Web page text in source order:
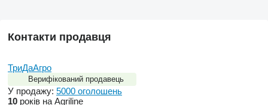
Контакти продавця
ТриДаАгро
Верифікований продавець
У продажу: 5000 оголошень
10 років на Agriline